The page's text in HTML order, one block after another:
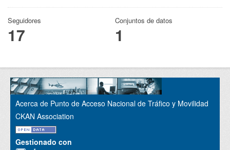
Seguidores
17
Conjuntos de datos
1
Acerca de Punto de Acceso Nacional de Tráfico y Movilidad
CKAN Association
Gestionado con